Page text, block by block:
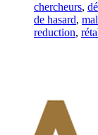
with
chercheurs,
de hasard,
reduction,